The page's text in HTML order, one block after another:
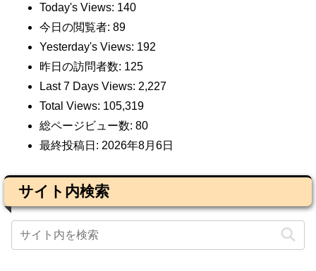
Today's Views: 140
今日の閲覧者: 89
Yesterday's Views: 192
昨日の訪問者数: 125
Last 7 Days Views: 2,227
Total Views: 105,319
総ページビュー数: 80
最終投稿日: 2026年8月6日
サイト内検索